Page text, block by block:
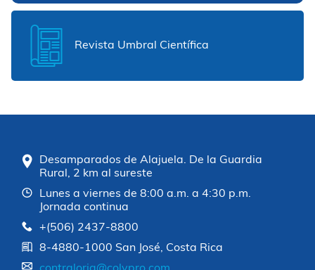
Revista Umbral Científica
Desamparados de Alajuela. De la Guardia
Rural, 2 km al sureste
Lunes a viernes de 8:00 a.m. a 4:30 p.m.
Jornada continua
+(506) 2437-8800
8-4880-1000 San José, Costa Rica